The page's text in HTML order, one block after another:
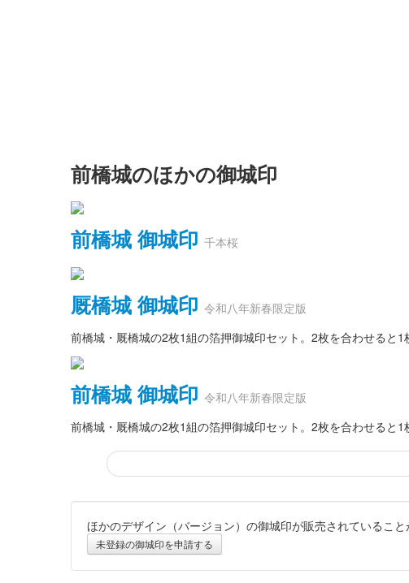
前橋城のほかの御城印
前橋城 御城印 千本桜
厩橋城 御城印 令和八年新春限定版
前橋城・厩橋城の2枚1組の箔押御城印セット。2枚を合わせると1
前橋城 御城印 令和八年新春限定版
前橋城・厩橋城の2枚1組の箔押御城印セット。2枚を合わせると1
厩橋城 御城印 令和八年新春限定版
ほかのデザイン（バージョン）の御城印が販売されているこ
未登録の御城印を申請する